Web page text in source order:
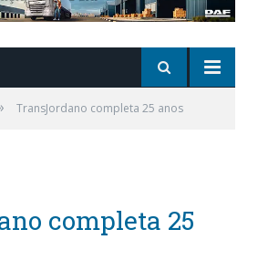
TransJordano completa 25 anos
completa 25